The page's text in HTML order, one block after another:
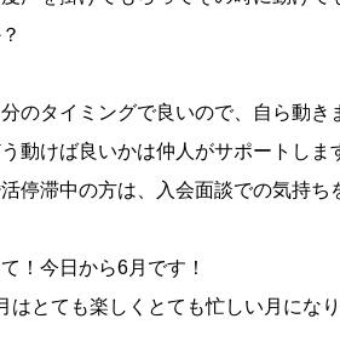
のタイミングで良いので、自ら動き
動けば良いかは仲人がサポートしま
停滞中の方は、入会面談での気持ち
！今日から6月です！
はとても楽しくとても忙しい月にな